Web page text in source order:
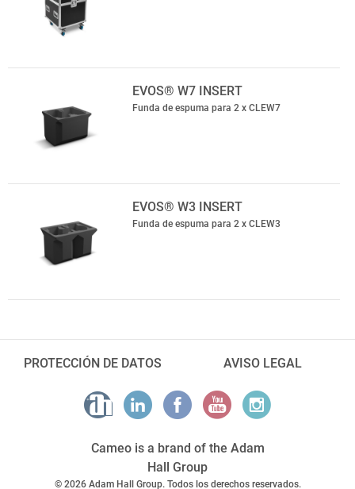
EVOS® W7 INSERT
Funda de espuma para 2 x CLEW7
EVOS® W3 INSERT
Funda de espuma para 2 x CLEW3
PROTECCIÓN DE DATOS AVISO LEGAL
Cameo is a brand of the Adam
Hall Group
© 2026 Adam Hall Group. Todos los derechos reservados.